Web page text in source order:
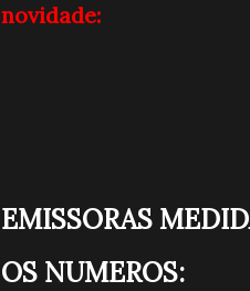
novidade:
EMISSORAS
OS NUMEROS: